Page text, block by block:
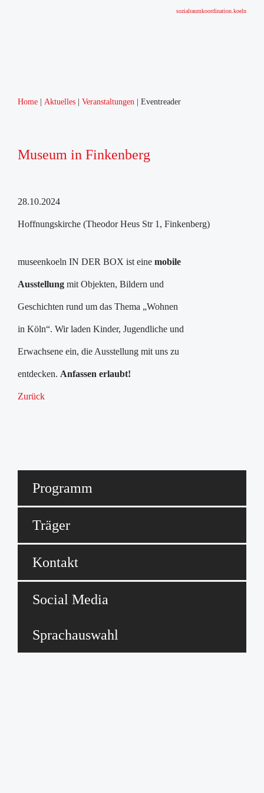
sozialraumkoordination.koeln
Home Aktuelles Veranstaltungen Eventreader
Museum in Finkenberg
28.10.2024
Hoffnungskirche (Theodor Heus Str 1, Finkenberg)
museenkoeln IN DER BOX ist eine mobile
Ausstellung mit Objekten, Bildern und
Geschichten rund um das Thema „Wohnen
in Köln“. Wir laden Kinder, Jugendliche und
Erwachsene ein, die Ausstellung mit uns zu
entdecken. Anfassen erlaubt!
Zurück
Programm
Träger
Kontakt
Social Media
Sprachauswahl